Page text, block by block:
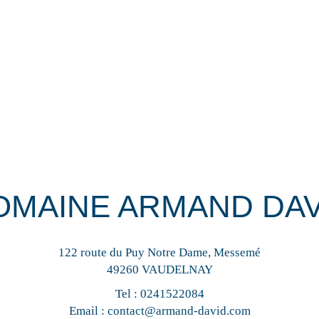
ARMAND
122 route du Puy Notre Dame, Messemé
49260 VAUDELNAY
Tel : 0241522084
Email : contact@armand-david.com